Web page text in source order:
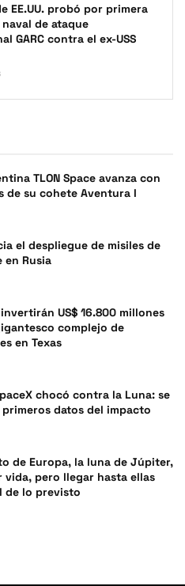
EE.UU. probó por primera
de ataque
GARC contra el ex-USS
TLON Space avanza con
de su cohete Aventura I
el despliegue de misiles de
en Rusia
US$ 16.800 millones
complejo de
en Texas
chocó contra la Luna: se
datos del impacto
de Europa, la luna de Júpiter,
vida, pero llegar hasta ellas
de lo previsto